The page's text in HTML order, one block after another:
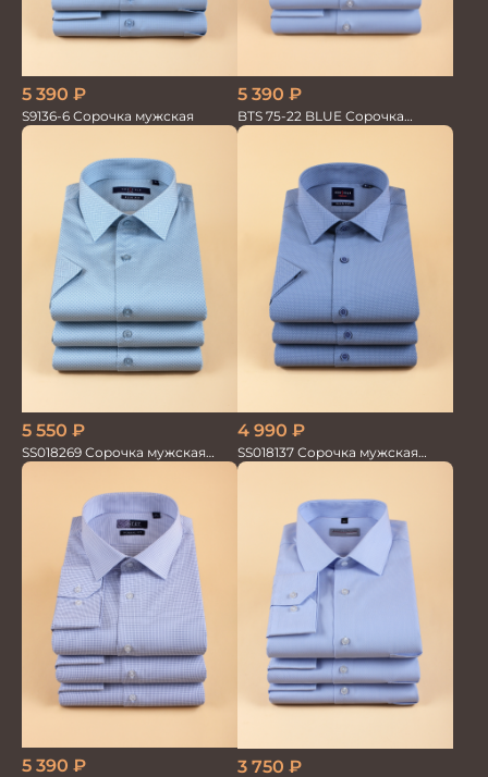
5 390 ₽
S9136-6 Сорочка мужская
5 390 ₽
BTS 75-22 BLUE Сорочка
мужская лайкра бамбук
5 550 ₽
SS018269 Сорочка мужская
кор.рукав GROSTYLE PRIME
4 990 ₽
SS018137 Сорочка мужская
кор.рукав GROSTYLE TRENDY
5 390 ₽ 3 750 ₽